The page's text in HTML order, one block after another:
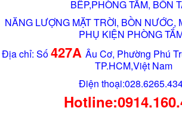
BẾP,PHÒNG TẮM, BỒN
NĂNG LƯỢNG MẶT TRỜI, BỒN NƯỚC,
PHỤ KIỆN PHÒNG
Địa chỉ: Số427A Âu Cơ, Phường Phú
TP.HCM,Việt Nam
Điện